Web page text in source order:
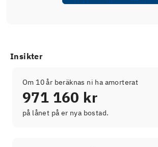
Insikter
Om 10 år beräknas ni ha amorterat
971 160 kr
på lånet på er nya bostad.